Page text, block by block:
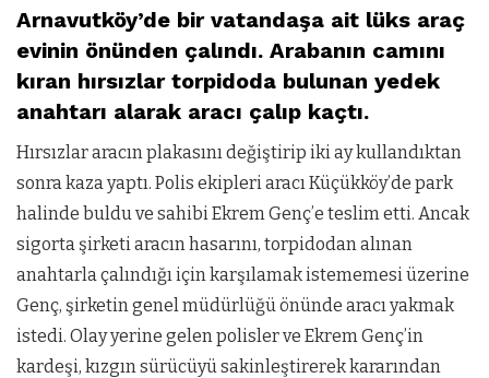
Arnavutköy’de bir vatandaşa ait lüks araç
evinin önünden çalındı. Arabanın camını
kıran hırsızlar torpidoda bulunan yedek
anahtarı alarak aracı çalıp kaçtı.
Hırsızlar aracın plakasını değiştirip iki ay kullandıktan
sonra kaza yaptı. Polis ekipleri aracı Küçükköy’de park
halinde buldu ve sahibi Ekrem Genç’e teslim etti. Ancak
sigorta şirketi aracın hasarını, torpidodan alınan
anahtarla çalındığı için karşılamak istememesi üzerine
Genç, şirketin genel müdürlüğü önünde aracı yakmak
istedi. Olay yerine gelen polisler ve Ekrem Genç’in
kardeşi, kızgın sürücüyü sakinleştirerek kararından